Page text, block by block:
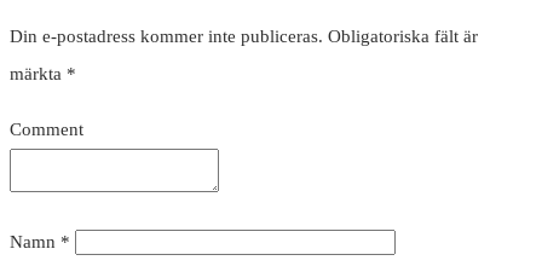
Din e-postadress kommer inte publiceras. Obligatoriska fält är
märkta *
Comment
Namn *